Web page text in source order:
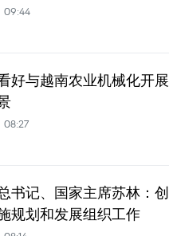
好与越南农业机械化开展
书记、国家主席苏林：创
规划和发展组织工作